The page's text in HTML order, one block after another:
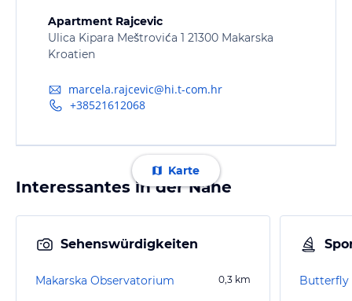
Apartment Rajcevic
Ulica Kipara Meštrovića 1 21300 Makarska
Kroatien
marcela.rajcevic@hi.t-com.hr
+38521612068
Karte
Interessantes in der Nähe
Sehenswürdigkeiten
Makarska Observatorium 0,3 km Butterfly